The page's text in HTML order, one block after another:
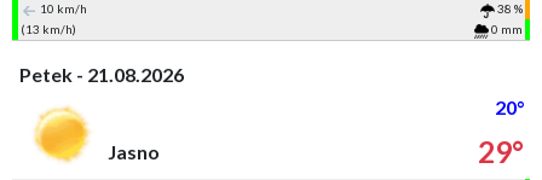
10 km/h
38 %
(13 km/h)
0 mm
Petek - 21.08.2026
20°
Jasno
29°